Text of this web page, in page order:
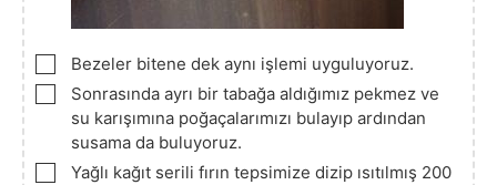
▢
Bezeler bitene dek aynı işlemi uyguluyoruz.
▢
Sonrasında ayrı bir tabağa aldığımız pekmez ve
su karışımına poğaçalarımızı bulayıp ardından
susama da buluyoruz.
▢
Yağlı kağıt serili fırın tepsimize dizip ısıtılmış 200